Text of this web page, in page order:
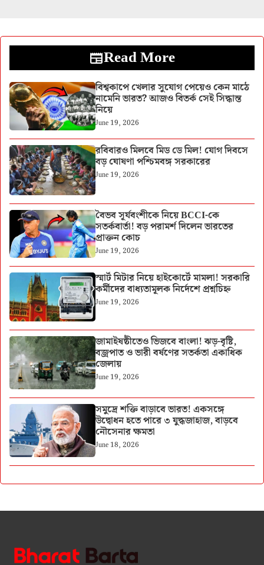
Read More
বিশ্বকাপে খেলার সুযোগ পেয়েও কেন মাঠে
নামেনি ভারত? আজও বিতর্ক সেই সিদ্ধান্ত
নিয়ে
June 19, 2026
রবিবারও মিলবে মিড ডে মিল! যোগ দিবসে
বড় ঘোষণা পশ্চিমবঙ্গ সরকারের
June 19, 2026
বৈভব সূর্যবংশীকে নিয়ে BCCI-কে
সতর্কবার্তা! বড় পরামর্শ দিলেন ভারতের
প্রাক্তন কোচ
June 19, 2026
স্মার্ট মিটার নিয়ে হাইকোর্টে মামলা! সরকারি
কর্মীদের বাধ্যতামূলক নির্দেশে প্রশ্নচিহ্ন
June 19, 2026
জামাইষষ্ঠীতেও ভিজবে বাংলা! ঝড়-বৃষ্টি,
বজ্রপাত ও ভারী বর্ষণের সতর্কতা একাধিক
জেলায়
June 19, 2026
সমুদ্রে শক্তি বাড়াবে ভারত! একসঙ্গে
উদ্বোধন হতে পারে ৩ যুদ্ধজাহাজ, বাড়বে
নৌসেনার ক্ষমতা
June 18, 2026